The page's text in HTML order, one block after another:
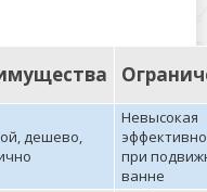
дешево,
Невысокая
при
ванне